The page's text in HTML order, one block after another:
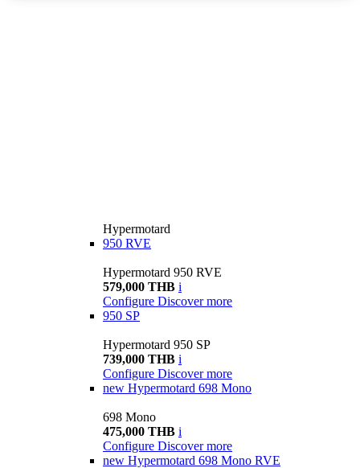
Hypermotard
950 RVE
Hypermotard 950 RVE
579,000 THB i
Configure Discover more
950 SP
Hypermotard 950 SP
739,000 THB i
Configure Discover more
new Hypermotard 698 Mono
698 Mono
475,000 THB i
Configure Discover more
new Hypermotard 698 Mono RVE